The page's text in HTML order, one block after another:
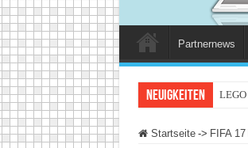
Partnernews
Neuigkeiten
Startseite -> FIFA